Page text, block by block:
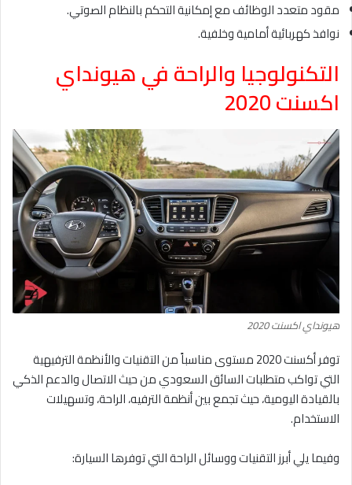
مقود متعدد الوظائف مع إمكانية التحكم بالنظام الصوتي.
نوافذ كهربائية أمامية وخلفية.
التكنولوجيا والراحة في هيونداي
اكسنت 2020
هيونداي اكسنت 2020
توفر أكسنت 2020 مستوى مناسباً من التقنيات والأنظمة الترفيهية
التي تواكب متطلبات السائق السعودي من حيث الاتصال والدعم الذكي
بالقيادة اليومية، حيث تجمع بين أنظمة الترفيه، الراحة، وتسهيلات
الاستخدام.
وفيما يلي أبرز التقنيات ووسائل الراحة التي توفرها السيارة: